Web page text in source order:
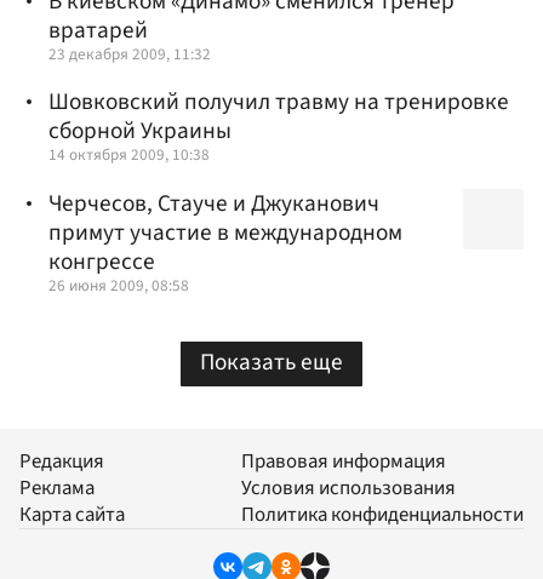
вратарей
23 декабря 2009, 11:32
Шовковский получил травму на тренировке
сборной Украины
14 октября 2009, 10:38
Черчесов, Стауче и Джуканович
примут участие в международном
конгрессе
26 июня 2009, 08:58
Показать еще
Редакция
Реклама
Карта сайта
Правовая информация
Условия использования
Политика конфиденциальности